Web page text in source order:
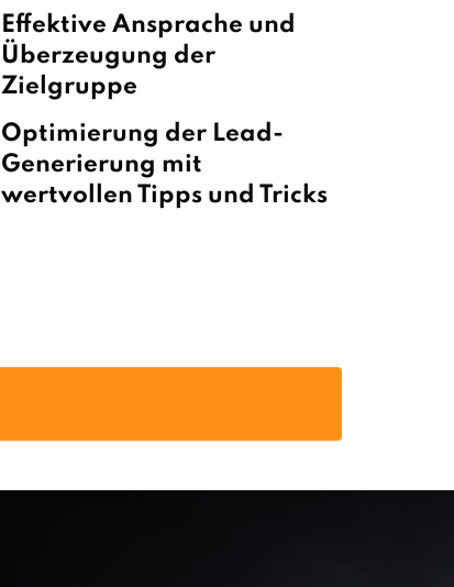
Effektive Ansprache und
Überzeugung der
Zielgruppe
Optimierung der Lead-
Generierung mit
wertvollen Tipps und Tricks